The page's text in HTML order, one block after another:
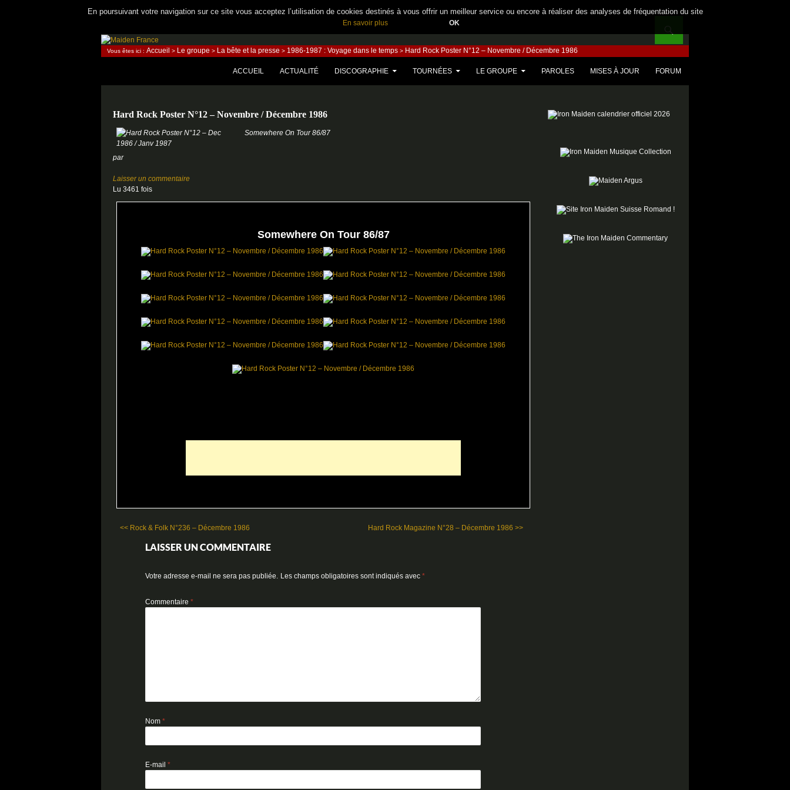
En poursuivant votre navigation sur ce site vous acceptez l’utilisation de cookies destinés à vous offrir un meilleur service ou encore à réaliser des analyses de fréquentation du site
En savoir plus OK
Maiden France
Vous êtes ici : Accueil > Le groupe > La bête et la presse > 1986-1987 : Voyage dans le temps > Hard Rock Poster N°12 – Novembre / Décembre 1986
ACCUEIL ACTUALITÉ DISCOGRAPHIE TOURNÉES LE GROUPE PAROLES MISES À JOUR FORUM
Hard Rock Poster N°12 – Novembre / Décembre 1986
Somewhere On Tour 86/87
par
Laisser un commentaire
Lu 3461 fois
Somewhere On Tour 86/87
<< Rock & Folk N°236 – Décembre 1986 Hard Rock Magazine N°28 – Décembre 1986 >>
LAISSER UN COMMENTAIRE
Votre adresse e-mail ne sera pas publiée. Les champs obligatoires sont indiqués avec *
Commentaire *
Nom *
E-mail *